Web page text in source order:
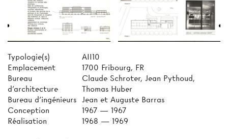
Typologie(s)
AII10
Emplacement
1700 Fribourg, FR
Bureau
d'architecture
Claude Schroter, Jean Pythoud,
Thomas Huber
Bureau d'ingénieurs
Jean et Auguste Barras
Conception
1967 — 1967
Réalisation
1968 — 1969